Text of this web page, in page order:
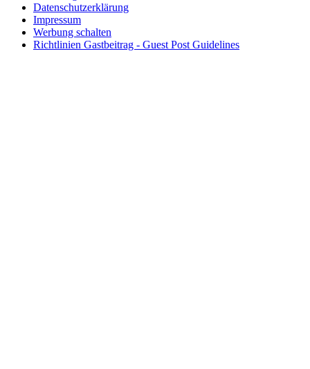
Datenschutzerklärung
Impressum
Werbung schalten
Richtlinien Gastbeitrag - Guest Post Guidelines